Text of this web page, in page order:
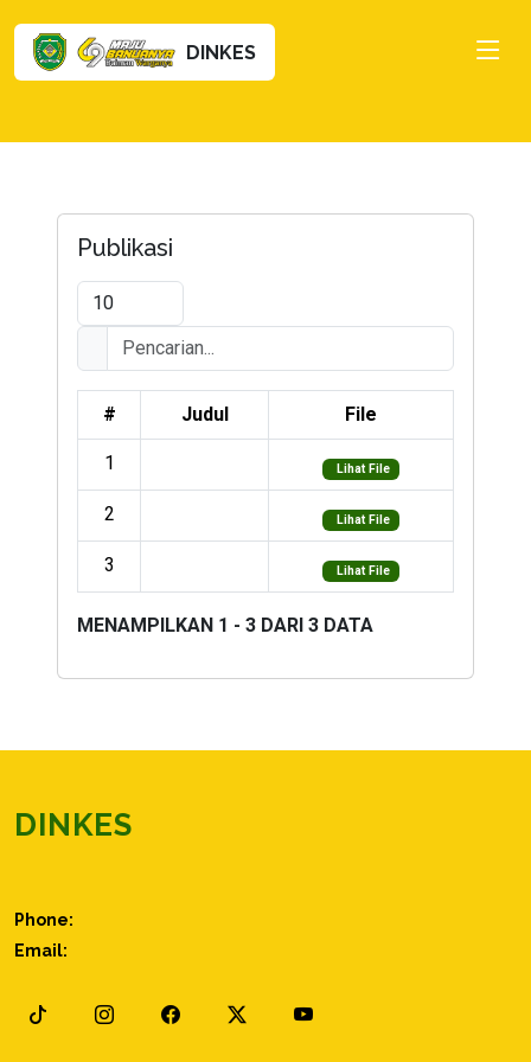
DINKES
Publikasi
# Judul File
1 Lihat File
2 Lihat File
3 Lihat File
MENAMPILKAN 1 - 3 DARI 3 DATA
DINKES
Phone:
Email: